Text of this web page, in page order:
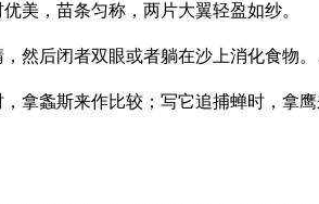
美，苗条匀称，两片大翼轻盈如纱。
然后闭者双眼或者躺在沙上消化食物
拿螽斯来作比较；写它追捕蝉时，拿